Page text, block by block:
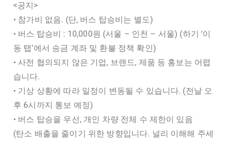
<공지>
• 참가비 없음. (단, 버스 탑승비는 별도)
• 버스 탑승비 : 10,000원 (서울 – 인천 – 서울) (하기 ‘이
동 탭’에서 송금 계좌 및 환불 정책 확인)
• 사전 협의되지 않은 기업, 브랜드, 제품 등 홍보는 어렵
습니다.
• 기상 상황에 따라 일정이 변동될 수 있습니다. (전날 오
후 6시까지 통보 예정)
• 버스 탑승을 우선, 개인 차량 전체 수 제한이 있음
(탄소 배출을 줄이기 위한 방향입니다. 널리 이해해 주세